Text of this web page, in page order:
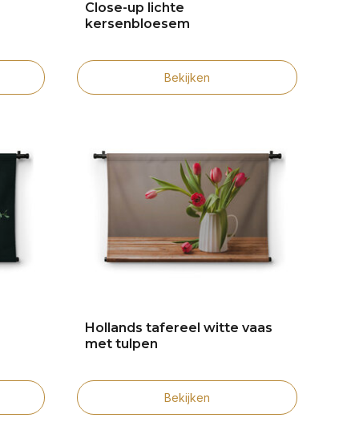
Close-up lichte
kersenbloesem
Bekijken
Hollands tafereel witte vaas
met tulpen
Bekijken